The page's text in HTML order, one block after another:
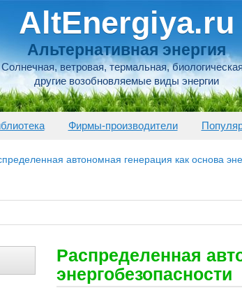
AltEnergiya.ru
Альтернативная энергия
Солнечная, ветровая, термальная,
другие возобновляемые виды энергии
Фирмы-производители
автономная генерация как основа
Распределенная
энергобезопасности